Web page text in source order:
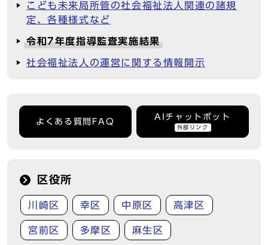
こども未来局所管の社会福祉法人関連の諸規
定、各種様式など
令和7年度指導監査実施結果
社会福祉法人の運営に関する情報開示
よくある質問FAQ
AIチャットボット
外部リンク
区役所
川崎区 幸区 中原区 高津区
宮前区 多摩区 麻生区